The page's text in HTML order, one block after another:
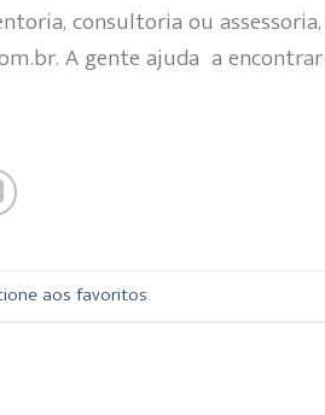
consultoria ou assessoria,
A gente ajuda a
aos favoritos.